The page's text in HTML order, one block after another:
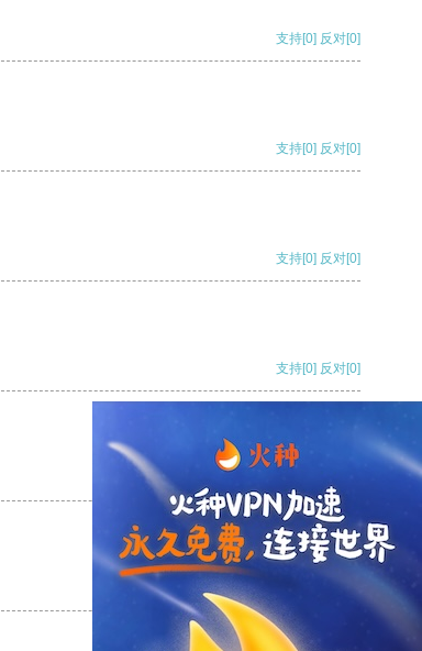
支持[0] 反对[0]
支持[0] 反对[0]
支持[0] 反对[0]
支持[0] 反对[0]
反对